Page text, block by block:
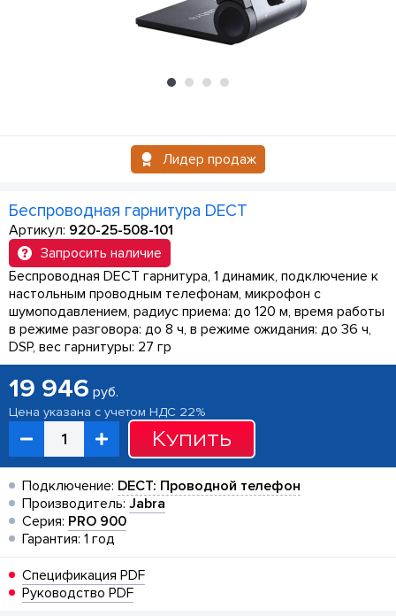
Лидер продаж
Беспроводная гарнитура DECT
Артикул: 920-25-508-101
Запросить наличие
Беспроводная DECT гарнитура, 1 динамик, подключение к
настольным проводным телефонам, микрофон с
шумоподавлением, радиус приема: до 120 м, время работы
в режиме разговора: до 8 ч, в режиме ожидания: до 36 ч,
DSP, вес гарнитуры: 27 гр
19 946 руб.
Цена указана с учетом НДС 22%
Купить
Подключение: DECT: Проводной телефон
Производитель: Jabra
Серия: PRO 900
Гарантия: 1 год
Спецификация PDF
Руководство PDF